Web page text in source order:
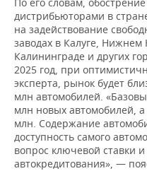
дистрибьюторами в
на задействование
заводах в Калуге, Нижнем
Калининграде и других
2025 год, при
эксперта, рынок будет
млн автомобилей.
млн новых автомобилей,
млн. Содержание
доступность самого
вопрос ключевой ставки
автокредитования», —